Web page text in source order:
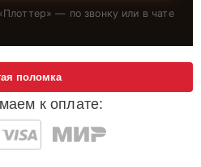
Плоттер» — по звонку или в чате
к оплате:
поломка